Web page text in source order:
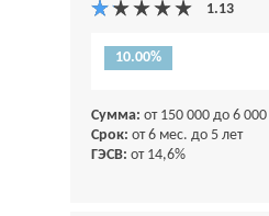
10.00%
Сумма: от 150 000 до 6 000
Срок: от 6 мес. до 5 лет
ГЭСВ: от 14,6%